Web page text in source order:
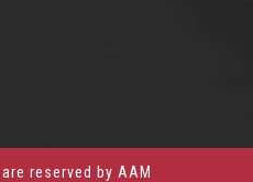
reserved by AAM